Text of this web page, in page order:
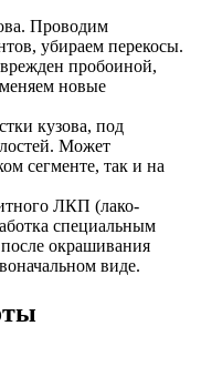
Проводим
убираем перекосы.
пробоиной,
новые
кузова, под
Может
сегменте, так и на
ЛКП (лако-
специальным
окрашивания
виде.